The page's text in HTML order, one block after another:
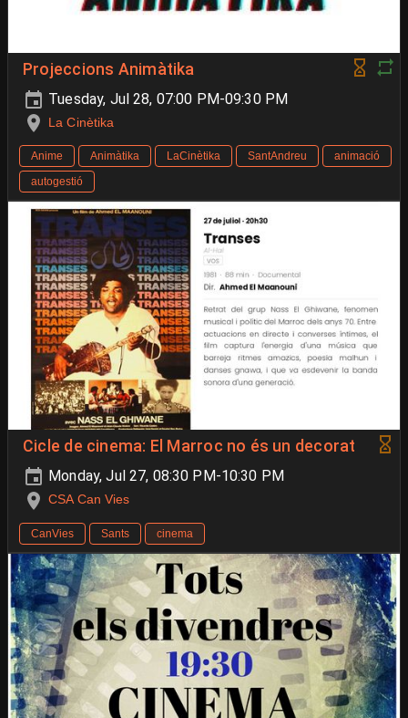
Projeccions Animàtika
Tuesday, Jul 28, 07:00 PM-09:30 PM
La Cinètika
Anime Animàtika LaCinètika SantAndreu
animació
autogestió
Cicle de cinema: El Marroc no és un decorat
Monday, Jul 27, 08:30 PM-10:30 PM
CSA Can Vies
CanVies Sants cinema